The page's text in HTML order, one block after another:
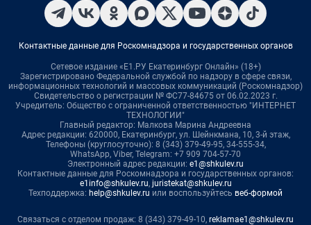
Контактные данные для Роскомнадзора и государственных органов
Сетевое издание «Е1.РУ Екатеринбург Онлайн» (18+)
Зарегистрировано Федеральной службой по надзору в сфере связи,
информационных технологий и массовых коммуникаций (Роскомнадзор)
Свидетельство о регистрации № ФС77-84675 от 06.02.2023 г.
Учредитель: Общество с ограниченной ответственностью "ИНТЕРНЕТ
ТЕХНОЛОГИИ"
Главный редактор: Малкова Марина Андреевна
Адрес редакции: 620000, Екатеринбург, ул. Шейнкмана, 10, 3-й этаж,
Телефоны (круглосуточно): 8 (343) 379-49-95, 34-555-34,
WhatsApp, Viber, Telegram: +7 909 704-57-70
Электронный адрес редакции: e1@shkulev.ru
Контактные данные для Роскомнадзора и государственных органов:
e1info@shkulev.ru, juristekat@shkulev.ru
Техподдержка: help@shkulev.ru или воспользуйтесь веб-формой
Связаться с отделом продаж: 8 (343) 379-49-10, reklamae1@shkulev.ru